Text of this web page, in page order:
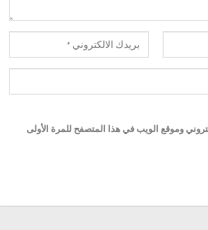
وموقع الويب في هذا المتصفح للمرة الأولى